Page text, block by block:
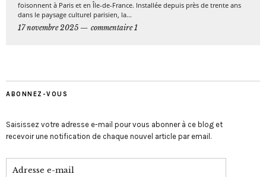
foisonnent à Paris et en Île-de-France. Installée depuis près de trente ans
dans le paysage culturel parisien, la...
17 novembre 2025
commentaire 1
ABONNEZ-VOUS
Saisissez votre adresse e-mail pour vous abonner à ce blog et
recevoir une notification de chaque nouvel article par email.